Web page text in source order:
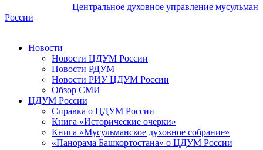
Центральное духовное управление мусульман
России
Новости
Новости ЦДУМ России
Новости РДУМ
Новости РИУ ЦДУМ России
Обзор СМИ
ЦДУМ России
Справка о ЦДУМ России
Книга «Исторические очерки»
Книга «Мусульманское духовное собрание»
«Панорама Башкортостана» о ЦДУМ России